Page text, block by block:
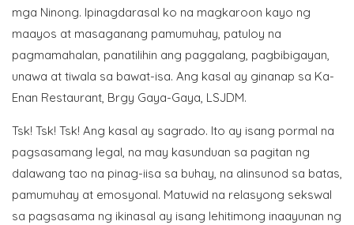
mga Ninong. Ipinagdarasal ko na magkaroon kayo ng
maayos at masaganang pamumuhay, patuloy na
pagmamahalan, panatilihin ang paggalang, pagbibigayan,
unawa at tiwala sa bawat-isa. Ang kasal ay ginanap sa Ka-
Enan Restaurant, Brgy Gaya-Gaya, LSJDM.
Tsk! Tsk! Tsk! Ang kasal ay sagrado. Ito ay isang pormal na
pagsasamang legal, na may kasunduan sa pagitan ng
dalawang tao na pinag-iisa sa buhay, na alinsunod sa batas,
pamumuhay at emosyonal. Matuwid na relasyong sekswal
sa pagsasama ng ikinasal ay isang lehitimong inaayunan ng